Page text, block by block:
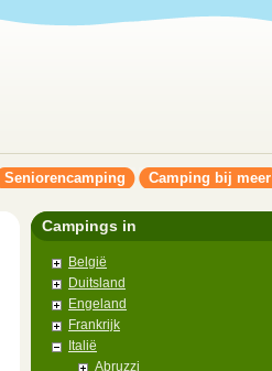
Seniorencamping Camping bij meer
Campings in
België
Duitsland
Engeland
Frankrijk
Italië
Abruzzi